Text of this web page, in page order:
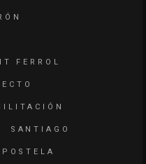
FERROL
SANTIAGO